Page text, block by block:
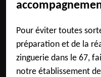
Pour éviter toutes
préparation et de la
zinguerie dans le 67,
notre établissement